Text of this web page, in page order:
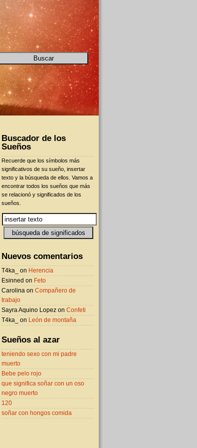
Buscador de los
Sueños
Recuerde que los símbolos más
significativos de su sueño, insertar
texto y la búsqueda de ellos. Vamos a
encontrar todos los sueños que más
se relacionó y significados de los
sueños.
Nuevos comentarios
T4ka_ on Herencia
Esinned on Feto
Carolina on Compañero de
trabajo
Sayra Aquino Lopez on Confeti
T4ka_ on León de montaña
Sueños al azar
teniendo sexo con mi padre
muerto
Bebe pelo rojo
que significa soñar con un oso
negro muerto
120
soñar con hongos comida